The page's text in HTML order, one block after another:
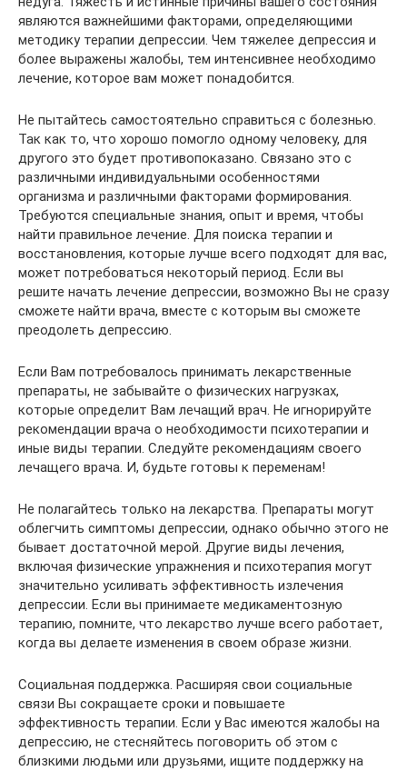
являются важнейшими факторами, определяющими
методику терапии депрессии. Чем тяжелее депрессия и
более выражены жалобы, тем интенсивнее необходимо
лечение, которое вам может понадобится.
Не пытайтесь самостоятельно справиться с болезнью.
Так как то, что хорошо помогло одному человеку, для
другого это будет противопоказано. Связано это с
различными индивидуальными особенностями
организма и различными факторами формирования.
Требуются специальные знания, опыт и время, чтобы
найти правильное лечение. Для поиска терапии и
восстановления, которые лучше всего подходят для вас,
может потребоваться некоторый период. Если вы
решите начать лечение депрессии, возможно Вы не сразу
сможете найти врача, вместе с которым вы сможете
преодолеть депрессию.
Если Вам потребовалось принимать лекарственные
препараты, не забывайте о физических нагрузках,
которые определит Вам лечащий врач. Не игнорируйте
рекомендации врача о необходимости психотерапии и
иные виды терапии. Следуйте рекомендациям своего
лечащего врача. И, будьте готовы к переменам!
Не полагайтесь только на лекарства. Препараты могут
облегчить симптомы депрессии, однако обычно этого не
бывает достаточной мерой. Другие виды лечения,
включая физические упражнения и психотерапия могут
значительно усиливать эффективность излечения
депрессии. Если вы принимаете медикаментозную
терапию, помните, что лекарство лучше всего работает,
когда вы делаете изменения в своем образе жизни.
Социальная поддержка. Расширяя свои социальные
связи Вы сокращаете сроки и повышаете
эффективность терапии. Если у Вас имеются жалобы на
депрессию, не стесняйтесь поговорить об этом с
близкими людьми или друзьями, ищите поддержку на